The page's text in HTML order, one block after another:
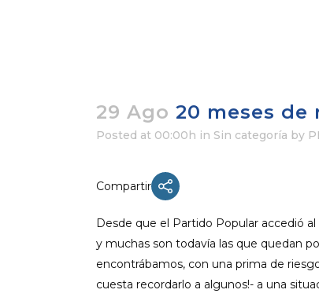
X CONGRESO NNGG MENORCA
29 Ago 20 meses de
Posted at 00:00h in Sin categoría by
Compartir
Desde que el Partido Popular accedió
y muchas son todavía las que quedan
encontrábamos, con una prima de
cuesta recordarlo a algunos!- a una